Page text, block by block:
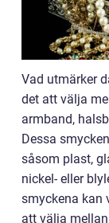
Vad utmärker
det att välja
armband,
Dessa
såsom plast,
nickel- eller
smyckena kan
att välja